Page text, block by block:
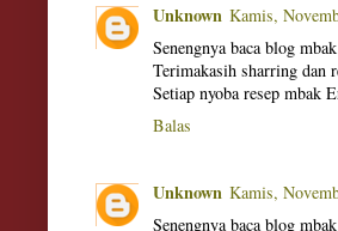
Unknown Kamis,
Senengnya baca blog
Terimakasih sharring dan
Setiap nyoba resep mbak
Balas
Unknown Kamis,
Senengnya baca blog